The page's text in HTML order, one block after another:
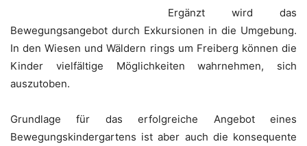
Ergänzt wird das
Bewegungsangebot durch Exkursionen in die Umgebung.
In den Wiesen und Wäldern rings um Freiberg können die
Kinder vielfältige Möglichkeiten wahrnehmen, sich
auszutoben.
Grundlage für das erfolgreiche Angebot eines
Bewegungskindergartens ist aber auch die konsequente